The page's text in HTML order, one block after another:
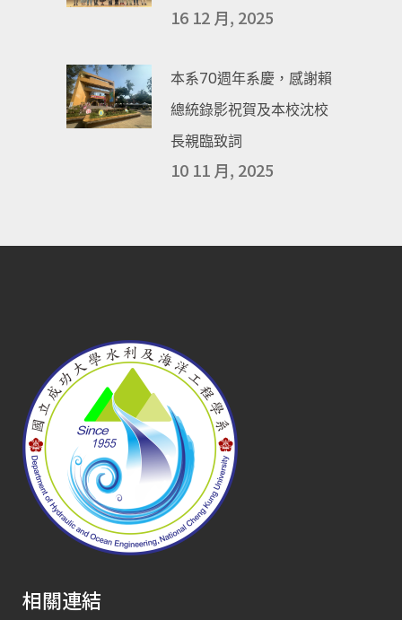
16 12 月, 2025
本系70週年系慶，感謝賴
總統錄影祝賀及本校沈校
長親臨致詞
10 11 月, 2025
相關連結